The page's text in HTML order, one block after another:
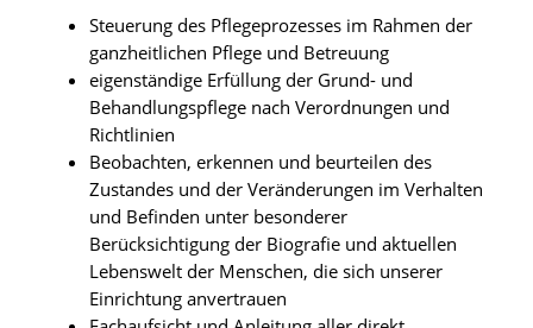
Steuerung des Pflegeprozesses im Rahmen der
ganzheitlichen Pflege und Betreuung
eigenständige Erfüllung der Grund- und
Behandlungspflege nach Verordnungen und
Richtlinien
Beobachten, erkennen und beurteilen des
Zustandes und der Veränderungen im Verhalten
und Befinden unter besonderer
Berücksichtigung der Biografie und aktuellen
Lebenswelt der Menschen, die sich unserer
Einrichtung anvertrauen